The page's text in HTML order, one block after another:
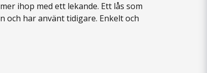
ihop med ett lekande. Ett lås som
och har använt tidigare. Enkelt och